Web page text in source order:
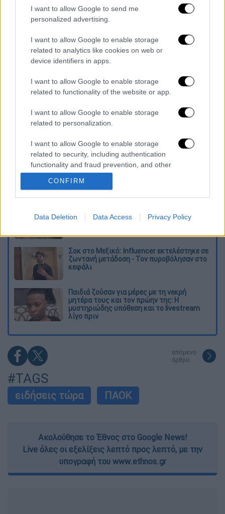
I want to allow Google to send me
personalized advertising.
I want to allow Google to enable storage
related to analytics like cookies on web or
device identifiers in apps.
I want to allow Google to enable storage
related to functionality of the website or app.
I want to allow Google to enable storage
related to personalization.
I want to allow Google to enable storage
related to security, including authentication
functionality and fraud prevention, and other
user protection.
CONFIRM
Data Deletion Data Access Privacy Policy
ΕΘΝΟΣ θα παρεμβαίνει και τα προσβλητικά σχόλια θα
διαγράφονται
καταχώρηση
Διαβάστε ακόμη
Τα «γεράκια» της Ψάθας: Έσωσαν από τη
μεγάλη φωτιά τη γειτονιά που κάποτε τους
έδιωχνε - «Πέρασε όλη η ζωή μπροστά μου»
καταγγέλλουν για δρομολόγια και
Σοκ στο Μεξικό: Influencer εκτελέστηκε σε
ζωντανή μετάδοση - Τον πυροβόλησαν στο
κεφάλι
Παιδιά ζούσαν για μέρες με τη νεκρή
μητέρα τους και τον πρώην της: Η
μυστηριώδης υπόθεση και το livestream
λίγο πριν
επόμενο
άρθρο
#TAGS
ειδήσεις τώρα ΠΑΟΚ
Ακολούθησε το Έθνος στο Google News!
Live όλες οι εξελίξεις λεπτό προς λεπτό, με την
υπογραφή του www.ethnos.gr